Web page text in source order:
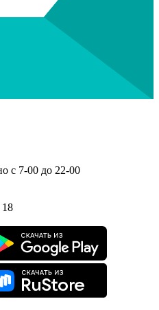
с 7-00 до 22-00